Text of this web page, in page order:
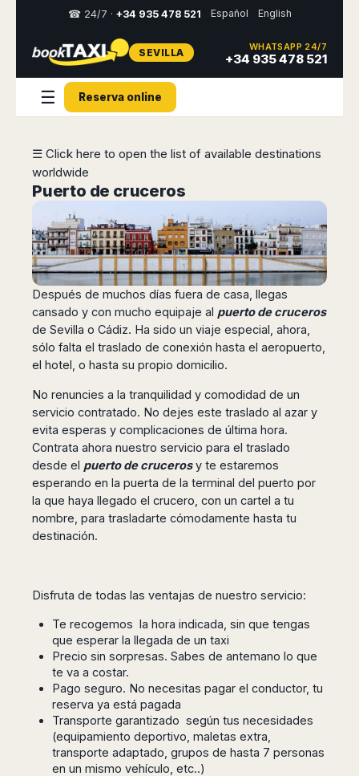
Select
website
Spain
Barcelona
Girona
Reus
Madrid
Bilbao
Sebastian
Vigo
Santiago
de
Compostela
Coruña
Valencia
Alicante
Menorca
Jerez
Almeria
Malaga
Marbella
Granada
Tenerife
Italy
Milan
Turin
Genoa
Trieste
Venice
(Gondola
Tours)
Verona
Bologna
Rimini
Florence
Pisa
Perugia
Ancona
Rome
Olbia
Alghero
Cagliari
Bari
Brindisi
Lamezia
Terme
Reggio
Calabria
Rest
of
Europe
Brussels
Luxembourg
Geneva
Zurich
Amsterdam
Eindhoven
Rotterdam
The
Hague
Utrecht
Stockholm
Gothenburg
Malmo
Lulea
Oslo
Copenaghen
Helsinki
Rovaniemi
Malta
Prague
Budapest
Istanbul
Athens
Rhodes
Middle
East
Dubai
Abu
Dhabi
Amman
Madaba
Kuwait
Doha
Jeddah
Medina
Riyadh
Taif
Abha
Muscat
Asia
Puket
Chiang
Mai
Pattaya
Phi
Phi
Hanoi
Usa
&
Canada
New
York
Los
Angeles
San
Las
Vegas
Anchorage
Atlanta
Baltimore
Chicago
Columbus
Houston
Nashville
Phoenix
Portland
San
Diego
Seattle
Washington
Honolulu
☎ 24/7 · +34 935 478 521 Español English
SEVILLA WHATSAPP 24/7
+34 935 478 521
☰ Reserva online
☰ Click here to open the list of available destinations
worldwide
Puerto de cruceros
Después de muchos días fuera de casa, llegas
cansado y con mucho equipaje al puerto de cruceros
de Sevilla o Cádiz. Ha sido un viaje especial, ahora,
sólo falta el traslado de conexión hasta el aeropuerto,
el hotel, o hasta su propio domicilio.
No renuncies a la tranquilidad y comodidad de un
servicio contratado. No dejes este traslado al azar y
evita esperas y complicaciones de última hora.
Contrata ahora nuestro servicio para el traslado
desde el puerto de crucerosy te estaremos
esperando en la puerta de la terminal del puerto por
la que haya llegado el crucero, con un cartel a tu
nombre, para trasladarte cómodamente hasta tu
destinación.
Disfruta de todas las ventajas de nuestro servicio:
Te recogemos la hora indicada, sin que tengas
que esperar la llegada de un taxi
Precio sin sorpresas. Sabes de antemano lo que
te va a costar.
Pago seguro. No necesitas pagar el conductor, tu
reserva ya está pagada
Transporte garantizado según tus necesidades
(equipamiento deportivo, maletas extra,
transporte adaptado, grupos de hasta 7 personas
en un mismo vehículo, etc..)